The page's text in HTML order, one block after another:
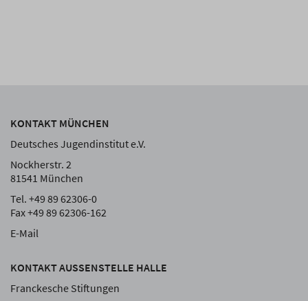
KONTAKT MÜNCHEN
Deutsches Jugendinstitut e.V.
Nockherstr. 2
81541 München
Tel. +49 89 62306-0
Fax +49 89 62306-162
E-Mail
KONTAKT AUSSENSTELLE HALLE
Franckesche Stiftungen